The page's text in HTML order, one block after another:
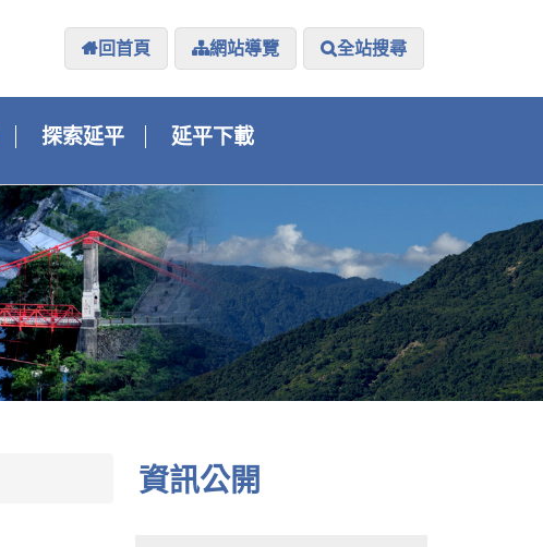
回首頁 網站導覽 全站搜尋
探索延平 延平下載
資訊公開